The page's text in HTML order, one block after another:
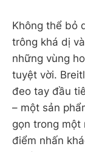
Không thể bỏ
trông khá dị
những vùng
tuyệt vời.
đeo tay đầu
– một sản
gọn trong
điểm nhấn